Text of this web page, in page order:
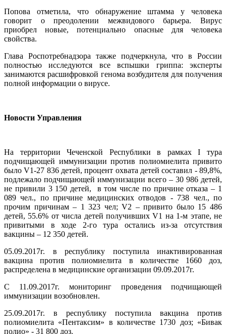
Попова отметила, что обнаружение штамма у человека
говорит о преодолении межвидового барьера. Вирус
приобрел новые, потенциально опасные для человека
свойства.
Глава Роспотребнадзора также подчеркнула, что в России
полностью исследуются все вспышки гриппа: эксперты
занимаются расшифровкой генома возбудителя для получения
полной информации о вирусе.
Новости Управления
На территории Чеченской Республики в рамках I тура
подчищающей иммунизации против полиомиелита привито
было V1-27 836 детей, процент охвата детей составил - 89,8%,
подлежало подчищающей иммунизации всего – 30 986 детей,
не привили 3 150 детей, в том числе по причине отказа – 1
089 чел., по причине медицинских отводов - 738 чел., по
прочим причинам – 1 323 чел; V2 – привито было 15 486
детей, 55.6% от числа детей получивших V1 на 1-м этапе, не
привитыми в ходе 2-го тура остались из-за отсутствия
вакцины – 12 350 детей.
05.09.2017г. в республику поступила инактивированная
вакцина против полиомиелита в количестве 1660 доз,
распределена в медицинские организации 09.09.2017г.
С 11.09.2017г. мониторинг проведения подчищающей
иммунизации возобновлен.
25.09.2017г. в республику поступила вакцина против
полиомиелита «Пентаксим» в количестве 1730 доз; «Бивак
полио» - 31 800 доз.